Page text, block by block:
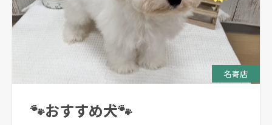
名寄店
🐾おすすめ犬🐾